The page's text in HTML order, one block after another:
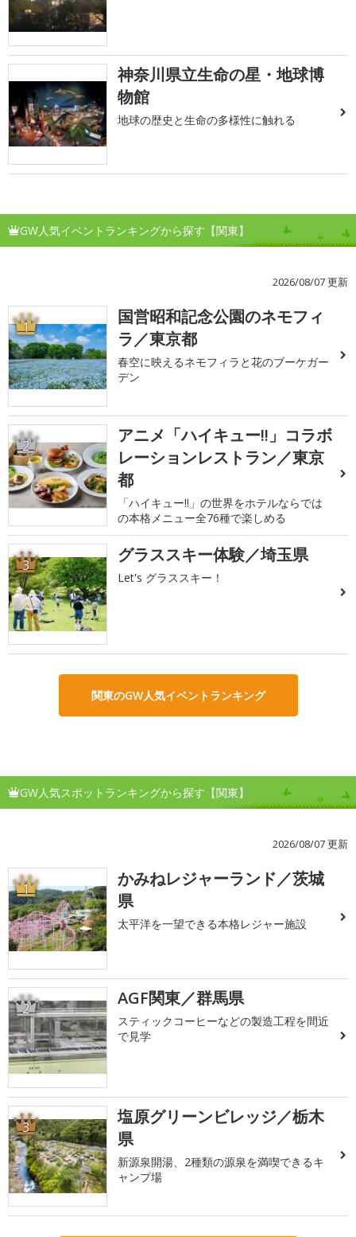
神奈川県立生命の星・地球博
物館
地球の歴史と生命の多様性に触れる
GW人気イベントランキングから探す【関東】
2026/08/07 更新
1
国営昭和記念公園のネモフィ
ラ／東京都
春空に映えるネモフィラと花のブーケガー
デン
2
アニメ「ハイキュー!!」コラボ
レーションレストラン／東京
都
「ハイキュー!!」の世界をホテルならでは
の本格メニュー全76種で楽しめる
3 グラススキー体験／埼玉県
Let's グラススキー！
関東のGW人気イベントランキング
GW人気スポットランキングから探す【関東】
2026/08/07 更新
1
かみねレジャーランド／茨城
県
太平洋を一望できる本格レジャー施設
2 AGF関東／群馬県
スティックコーヒーなどの製造工程を間近
で見学
3
塩原グリーンビレッジ／栃木
県
新源泉開湯、2種類の源泉を満喫できるキ
ャンプ場